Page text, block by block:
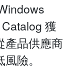
獲
產品供應商
險。